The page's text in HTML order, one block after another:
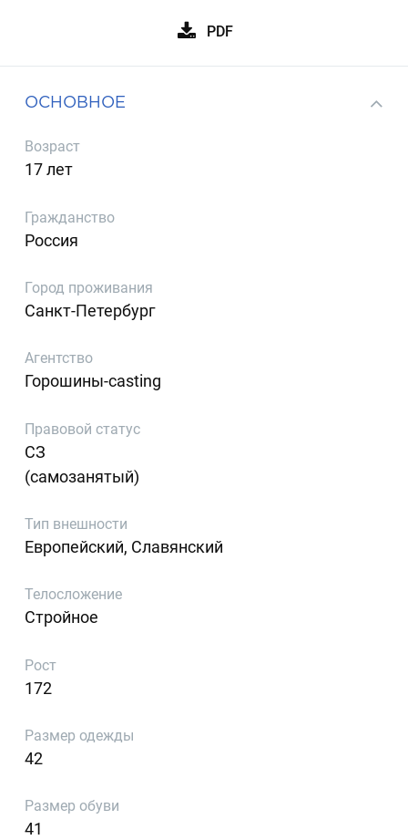
PDF
ОСНОВНОЕ
Возраст
17 лет
Гражданство
Россия
Город проживания
Санкт-Петербург
Агентство
Горошины-casting
Правовой статус
СЗ
(самозанятый)
Тип внешности
Европейский, Славянский
Телосложение
Стройное
Рост
172
Размер одежды
42
Размер обуви
41